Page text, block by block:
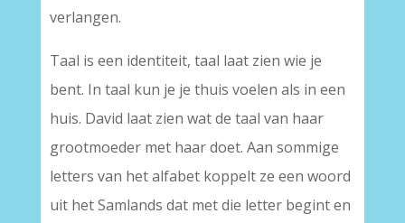
verlangen.
Taal is een identiteit, taal laat zien wie je
bent. In taal kun je je thuis voelen als in een
huis. David laat zien wat de taal van haar
grootmoeder met haar doet. Aan sommige
letters van het alfabet koppelt ze een woord
uit het Samlands dat met die letter begint en